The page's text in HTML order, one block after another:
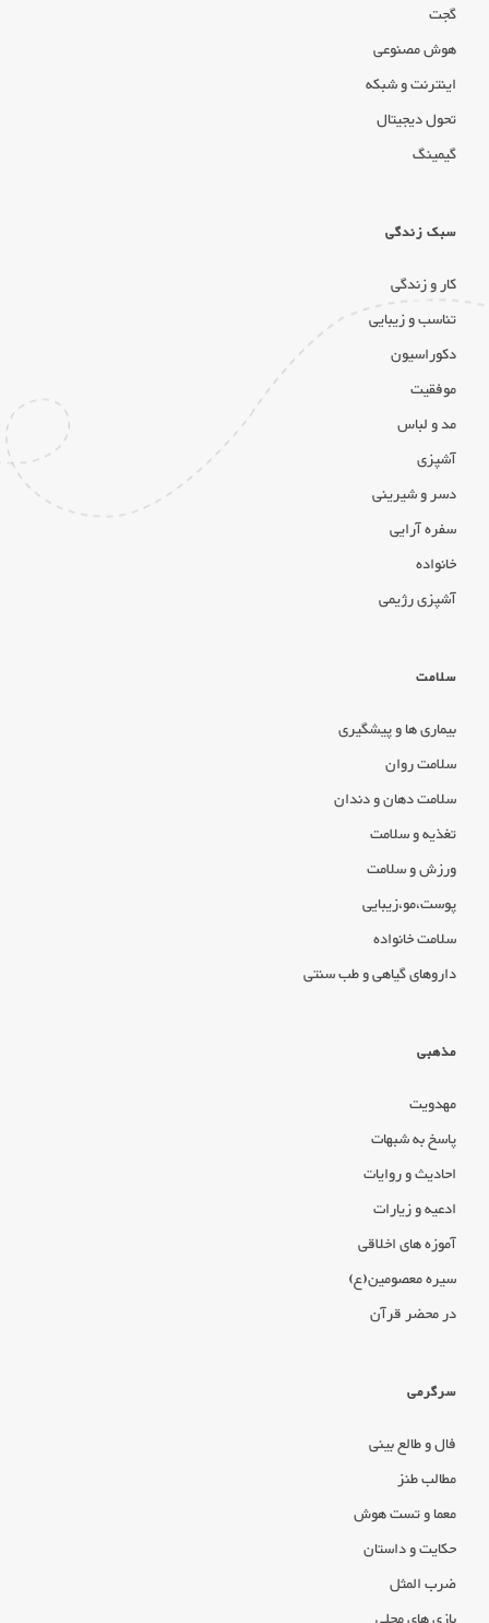
گجت
هوش مصنوعی
اینترنت و شبکه
تحول دیجیتال
گیمینگ
سبک زندگی
کار و زندگی
تناسب و زیبایی
دکوراسیون
موفقیت
مد و لباس
آشپزی
دسر و شیرینی
سفره آرایی
خانواده
آشپزی رژیمی
سلامت
بیماری ها و پیشگیری
سلامت روان
سلامت دهان و دندان
تغذیه و سلامت
ورزش و سلامت
پوست،مو،زیبایی
سلامت خانواده
داروهای گیاهی و طب سنتی
مذهبی
مهدویت
پاسخ به شبهات
احادیث و روایات
ادعیه و زیارات
آموزه های اخلاقی
سیره معصومین(ع)
در محضر قرآن
سرگرمی
فال و طالع بینی
مطالب طنز
معما و تست هوش
حکایت و داستان
ضرب المثل